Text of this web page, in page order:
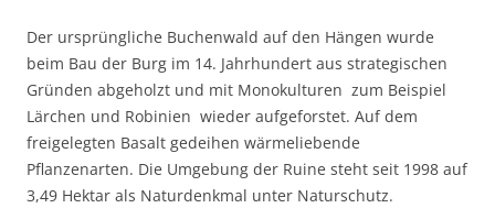
Der ursprüngliche Buchenwald auf den Hängen wurde
beim Bau der Burg im 14. Jahrhundert aus strategischen
Gründen abgeholzt und mit Monokulturen  zum Beispiel
Lärchen und Robinien  wieder aufgeforstet. Auf dem
freigelegten Basalt gedeihen wärmeliebende
Pflanzenarten. Die Umgebung der Ruine steht seit 1998 auf
3,49 Hektar als Naturdenkmal unter Naturschutz.